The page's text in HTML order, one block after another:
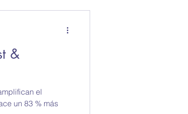
&
el
un 83 % más